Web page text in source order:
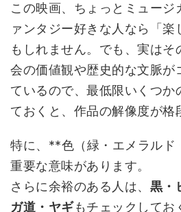
この映画、ちょっとミュージ
ァンタジー好きな人なら「
もしれません。でも、実はそ
会の価値観や歴史的な文脈が
ているので、最低限いくつか
ておくと、作品の解像度が格
特に、**色（緑・エメラルド
重要な意味があります。
さらに余裕のある人は、 黒・
ガ道・ヤギもチェックしてお